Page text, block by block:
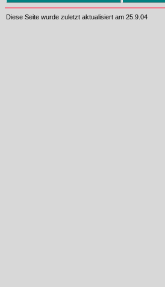
Diese Seite wurde zuletzt aktualisiert am 25.9.04